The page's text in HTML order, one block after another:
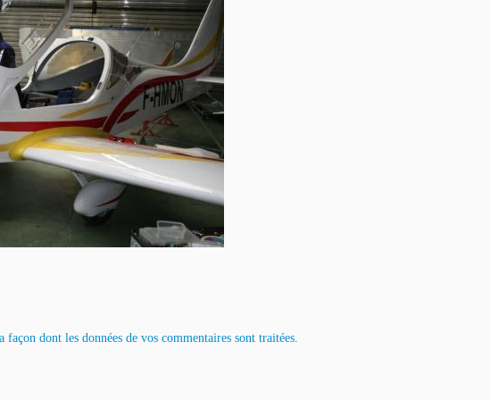
façon dont les données de vos commentaires sont traitées.